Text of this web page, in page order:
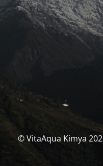
© VitaAqua Kimya